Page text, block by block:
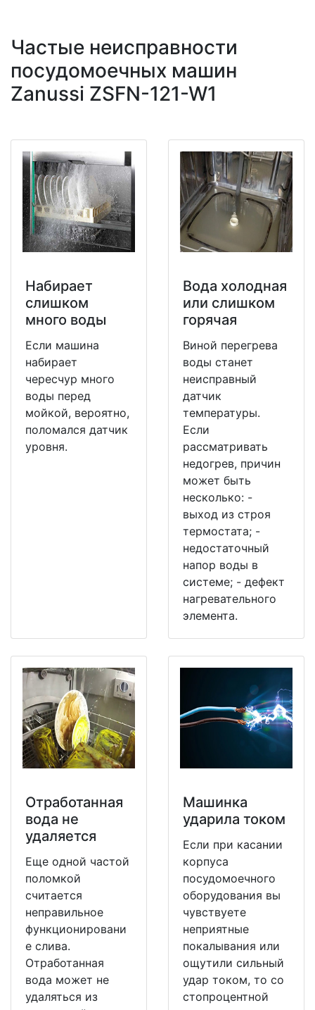
Частые неисправности
посудомоечных машин
Zanussi ZSFN-121-W1
Набирает
слишком
много воды
Если машина
набирает
чересчур много
воды перед
мойкой, вероятно,
поломался датчик
уровня.
Вода холодная
или слишком
горячая
Виной перегрева
воды станет
неисправный
датчик
температуры.
Если
рассматривать
недогрев, причин
может быть
несколько: -
выход из строя
термостата; -
недостаточный
напор воды в
системе; - дефект
нагревательного
элемента.
Отработанная
вода не
удаляется
Еще одной частой
поломкой
считается
неправильное
функционировани
е слива.
Отработанная
вода может не
удаляться из
Машинка
ударила током
Если при касании
корпуса
посудомоечного
оборудования вы
чувствуете
неприятные
покалывания или
ощутили сильный
удар током, то со
стопроцентной